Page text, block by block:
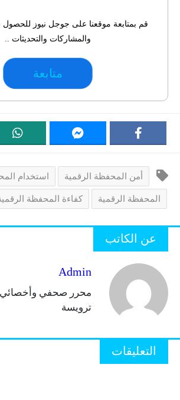
قم بمتابعة موقعنا على جوجل نيوز للحصول
والمشاركات والتحديثات ..
متابعة
أمن المحفظة الرقمية استخدام
المحفظة الرقمية كفاءة المحفظة
عن الكاتب
Admin
ترويسة
التعليقات